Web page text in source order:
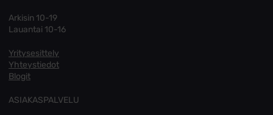
Arkisin 10-19
Lauantai 10-16
Yritysesittely
Yhteystiedot
Blogit
ASIAKASPALVELU